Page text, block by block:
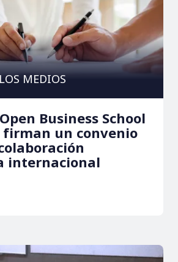
MEDIOS
Business School
firman un convenio
internacional